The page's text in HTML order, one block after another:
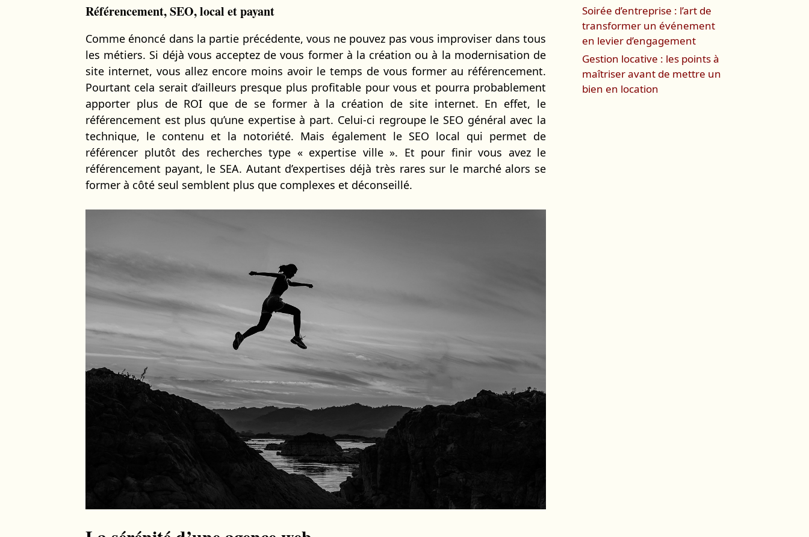
Référencement, SEO, local et payant
Comme énoncé dans la partie précédente, vous ne pouvez pas vous improviser dans tous
les métiers. Si déjà vous acceptez de vous former à la création ou à la modernisation de
site internet, vous allez encore moins avoir le temps de vous former au référencement.
Pourtant cela serait d’ailleurs presque plus profitable pour vous et pourra probablement
apporter plus de ROI que de se former à la création de site internet. En effet, le
référencement est plus qu’une expertise à part. Celui-ci regroupe le SEO général avec la
technique, le contenu et la notoriété. Mais également le SEO local qui permet de
référencer plutôt des recherches type « expertise ville ». Et pour finir vous avez le
référencement payant, le SEA. Autant d’expertises déjà très rares sur le marché alors se
former à côté seul semblent plus que complexes et déconseillé.
Soirée d’entreprise : l’art de
transformer un événement
en levier d’engagement
Gestion locative : les points à
maîtriser avant de mettre un
bien en location